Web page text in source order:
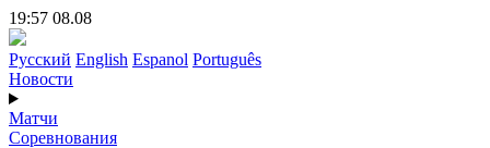
19:57 08.08
Русский English Espanol Português
Новости
Матчи
Соревнования